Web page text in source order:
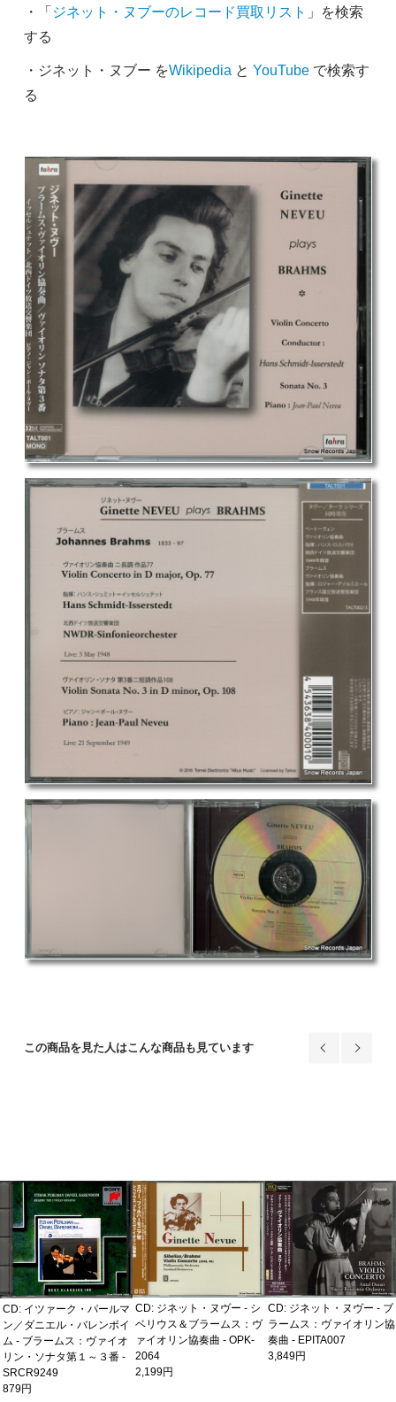
・「 ジネット・ヌブーのレコード買取リスト 」を検索
する
・ジネット・ヌブー をWikipedia と YouTubeで検索す
る
この商品を見た人はこんな商品も見ています
CD: イツァーク・パールマ
ン／ダニエル・バレンボイ
ム - ブラームス：ヴァイオ
リン・ソナタ第１～３番 -
SRCR9249
879円
CD: ジネット・ヌヴー - シ
ベリウス＆ブラームス：ヴ
ァイオリン協奏曲 - OPK-
2064
2,199円
CD: ジネット・ヌヴー - ブ
ラームス：ヴァイオリン協
奏曲 - EPITA007
3,849円